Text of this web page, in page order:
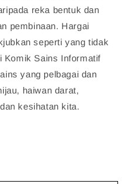
reka bentuk dan
pembinaan. Hargai
seperti yang tidak
Komik Sains Informatif
yang pelbagai dan
haiwan darat,
kesihatan kita.